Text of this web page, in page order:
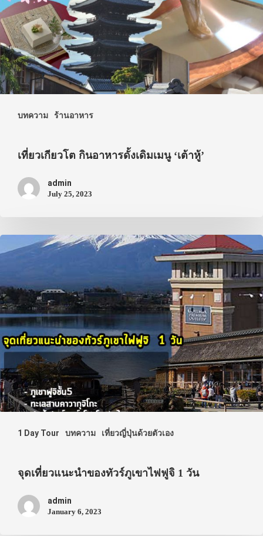
บทความ ร้านอาหาร
เที่ยวเกียวโต กินอาหารดั้งเดิมเมนู ‘เต้าหู้’
admin
July 25, 2023
1 Day Tour บทความ เที่ยวญี่ปุ่นด้วยตัวเอง
จุดเที่ยวแนะนำของทัวร์ภูเขาไฟฟูจิ 1 วัน
admin
January 6, 2023
ภาพประทับใจ